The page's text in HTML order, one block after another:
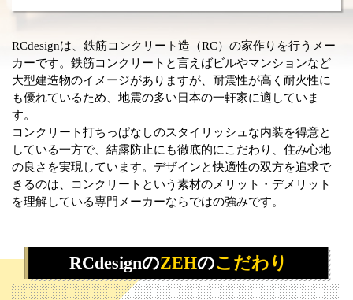
RCdesignは、鉄筋コンクリート造（RC）の家作りを行うメー
カーです。鉄筋コンクリートと言えばビルやマンションなど
大型建造物のイメージがありますが、耐震性が高く耐火性に
も優れているため、地震の多い日本の一軒家に適していま
す。
コンクリート打ちっぱなしのスタイリッシュな内装を得意と
している一方で、結露防止にも徹底的にこだわり、住み心地
の良さを実現しています。デザインと快適性の双方を追求で
きるのは、コンクリートという素材のメリット・デメリット
を理解している専門メーカーならではの強みです。
RCdesignのZEHのこだわり